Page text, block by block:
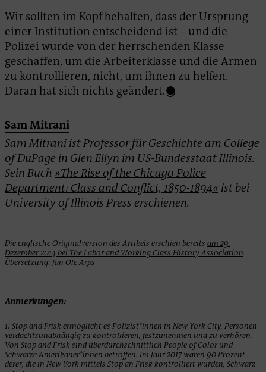
Wir sollten im Kopf behalten, dass der Ursprung
einer Institution entscheidend ist – und die
Polizei wurde von der herrschenden Klasse
geschaffen, um die Arbeiterklasse und die Armen
zu kontrollieren, nicht, um ihnen zu helfen.
Daran hat sich nichts geändert.
Sam Mitrani
Sam Mitrani ist Professor für Geschichte am College
of DuPage in Glen Ellyn im US-Bundesstaat Illinois.
Sein Buch »The Rise of the Chicago Police
Department: Class and Conflict, 1850-1894« ist bei
University of Illinois Press erschienen.
Die englische Originalversion des Artikels erschien bereits am 29.
Dezember 2014 bei The Labor and Working Class History Association.
Übersetzung: Jan Ole Arps
Anmerkungen:
1) Stop and Frisk ermöglicht es Polizist*innen in New York City, Personen
verdachtsunabhängig zu kontrollieren, festzunehmen und zu verhören.
Von Stop and Frisk sind überdurchschnittlich People of Color und
Schwarze Amerikaner*innen betroffen. Im Jahr 2017 waren 90 Prozent
derer, die in New York mittels Stop an Frisk kontrolliert wurden, Schwarz